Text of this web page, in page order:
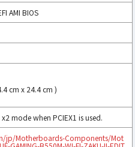
AMI BIOS
cm x 24.4 cm )
mode when PCIEX1 is used.
jp/Motherboards-Components/Mot